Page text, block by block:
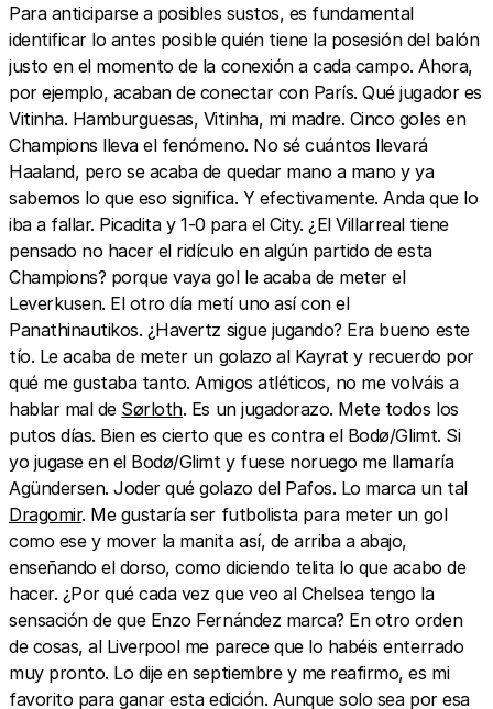
Para anticiparse a posibles sustos, es fundamental
identificar lo antes posible quién tiene la posesión del balón
justo en el momento de la conexión a cada campo. Ahora,
por ejemplo, acaban de conectar con París. Qué jugador es
Vitinha. Hamburguesas, Vitinha, mi madre. Cinco goles en
Champions lleva el fenómeno. No sé cuántos llevará
Haaland, pero se acaba de quedar mano a mano y ya
sabemos lo que eso significa. Y efectivamente. Anda que lo
iba a fallar. Picadita y 1-0 para el City. ¿El Villarreal tiene
pensado no hacer el ridículo en algún partido de esta
Champions? porque vaya gol le acaba de meter el
Leverkusen. El otro día metí uno así con el
Panathinautikos. ¿Havertz sigue jugando? Era bueno este
tío. Le acaba de meter un golazo al Kayrat y recuerdo por
qué me gustaba tanto. Amigos atléticos, no me volváis a
hablar mal de Sørloth. Es un jugadorazo. Mete todos los
putos días. Bien es cierto que es contra el Bodø/Glimt. Si
yo jugase en el Bodø/Glimt y fuese noruego me llamaría
Agündersen. Joder qué golazo del Pafos. Lo marca un tal
Dragomir. Me gustaría ser futbolista para meter un gol
como ese y mover la manita así, de arriba a abajo,
enseñando el dorso, como diciendo telita lo que acabo de
hacer. ¿Por qué cada vez que veo al Chelsea tengo la
sensación de que Enzo Fernández marca? En otro orden
de cosas, al Liverpool me parece que lo habéis enterrado
muy pronto. Lo dije en septiembre y me reafirmo, es mi
favorito para ganar esta edición. Aunque solo sea por esa